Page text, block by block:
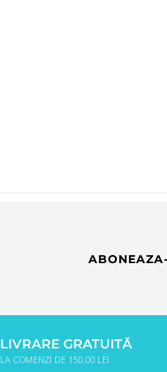
LIVRARE GRATUITĂ
LA COMENZI DE 150.00 LEI